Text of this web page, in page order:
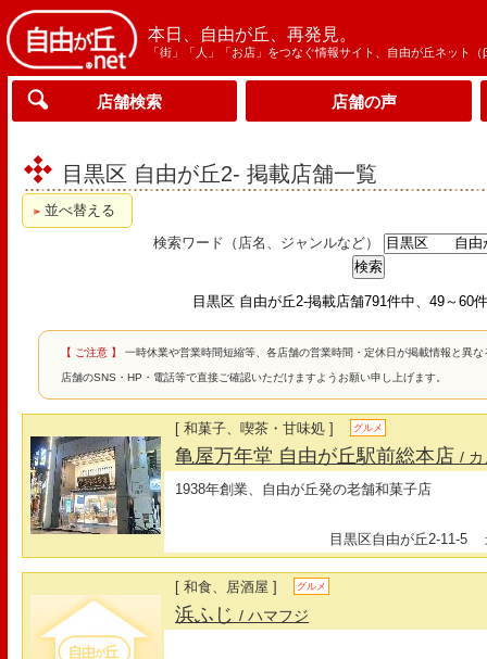
本日、自由が丘、再発見。
「街」「人」「お店」をつなぐ情報サイト、自由が丘ネット（
店舗検索 店舗の声
目黒区 自由が丘2- 掲載店舗一覧
並べ替える
検索ワード（店名、ジャンルなど）
目黒区 自由が丘2-掲載店舗791件中、49～60
【 ご注意 】 一時休業や営業時間短縮等、各店舗の営業時間・定休日が掲載情報と異
店舗のSNS・HP・電話等で直接ご確認いただけますようお願い申し上げます。
[ 和菓子、喫茶・甘味処 ] グルメ
亀屋万年堂 自由が丘駅前総本店/ カ
1938年創業、自由が丘発の老舗和菓子店
目黒区自由が丘2-11-5
[ 和食、居酒屋 ] グルメ
浜ふじ/ ハマフジ